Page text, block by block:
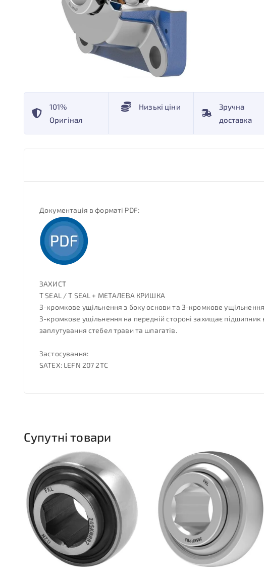
101%
Оригінал
Низькі ціни
Зручна
доставка
Документація в форматі PDF:
ЗАХИСТ
T SEAL / T SEAL + МЕТАЛЕВА КРИШКА
3-кромкове ущільнення з боку основи та 3-кромкове
3-кромкове ущільнення на передній стороні захищає
заплутування стебел трави та шпагатів.
Застосування:
SATEX: LEFN 207 2TC
Супутні товари